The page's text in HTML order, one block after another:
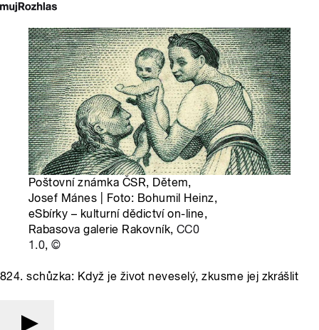
Poštovní známka ČSR, Dětem,
Josef Mánes | Foto: Bohumil Heinz,
eSbírky – kulturní dědictví on-line,
Rabasova galerie Rakovník, CC0
1.0,©
824. schůzka: Když je život neveselý, zkusme jej zkrášlit